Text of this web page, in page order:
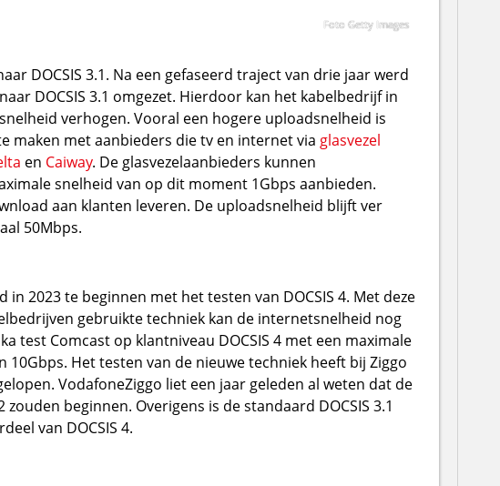
Foto Getty Images
DOCSIS 3.1. Na een gefaseerd traject van drie jaar werd
DOCSIS 3.1 omgezet. Hierdoor kan het kabelbedrijf in
verhogen. Vooral een hogere uploadsnelheid is
maken met aanbieders die tv en internet via glasvezel
en Caiway. De glasvezelaanbieders kunnen
snelheid van op dit moment 1Gbps aanbieden.
aan klanten leveren. De uploadsnelheid blijft ver
50Mbps.
in 2023 te beginnen met het testen van DOCSIS 4. Met deze
gebruikte techniek kan de internetsnelheid nog
test Comcast op klantniveau DOCSIS 4 met een maximale
Het testen van de nieuwe techniek heeft bij Ziggo
VodafoneZiggo liet een jaar geleden al weten dat de
zouden beginnen. Overigens is de standaard DOCSIS 3.1
van DOCSIS 4.